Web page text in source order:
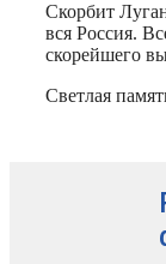
Скорбит
вся Россия.
скорейшего
Светлая